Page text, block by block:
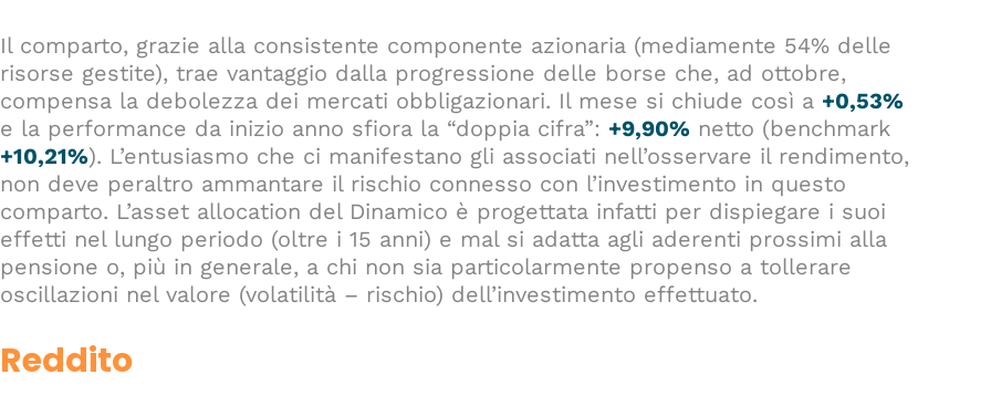
Il comparto, grazie alla consistente componente azionaria (mediamente 54% delle
risorse gestite), trae vantaggio dalla progressione delle borse che, ad ottobre,
compensa la debolezza dei mercati obbligazionari. Il mese si chiude così a +0,53%
e la performance da inizio anno sfiora la “doppia cifra”: +9,90% netto (benchmark
+10,21%). L’entusiasmo che ci manifestano gli associati nell’osservare il rendimento,
non deve peraltro ammantare il rischio connesso con l’investimento in questo
comparto. L’asset allocation del Dinamico è progettata infatti per dispiegare i suoi
effetti nel lungo periodo (oltre i 15 anni) e mal si adatta agli aderenti prossimi alla
pensione o, più in generale, a chi non sia particolarmente propenso a tollerare
oscillazioni nel valore (volatilità – rischio) dell’investimento effettuato.
Reddito